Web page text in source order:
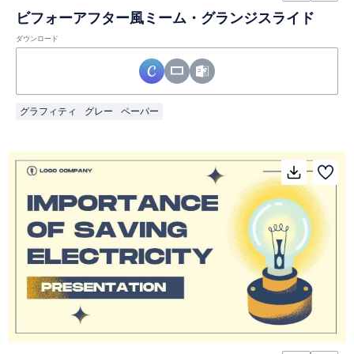
ビフォーアフター風ミーム・グランジスライド
ダウンロード
グラフィティ グレー ペーパー